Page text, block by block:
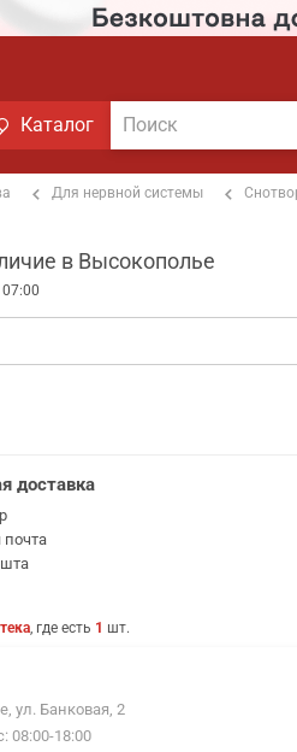
Каталог
Для нервной системы
в Высокополье
доставка
почта
, где есть 1 шт.
ул. Банковая, 2
08:00-18:00